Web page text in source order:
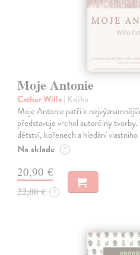
Moje Antonie
Cather Willa| Kniha
Moje Antonie patří k
představuje vrchol autorčiny
dětství, kořenech a hledání vlastního
Na sklade ?
20,90 €
22,00 € ?